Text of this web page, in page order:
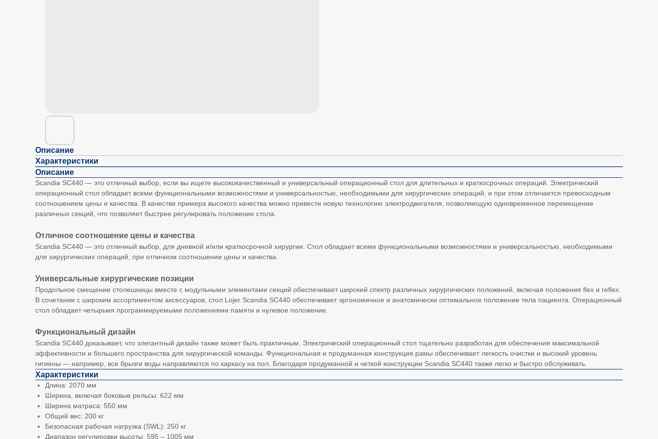
Описание
Характеристики
Описание
Scandia SC440 — это отличный выбор, если вы ищете высококачественный и универсальный операционный стол для длительных и краткосрочных операций. Электрический
операционный стол обладает всеми функциональными возможностями и универсальностью, необходимыми для хирургических операций, и при этом отличается превосходным
соотношением цены и качества. В качестве примера высокого качества можно привести новую технологию электродвигателя, позволяющую одновременное перемещение
различных секций, что позволяет быстрее регулировать положение стола.
Отличное соотношение цены и качества
Scandia SC440 — это отличный выбор, для дневной и/или краткосрочной хирургии. Стол обладает всеми функциональными возможностями и универсальностью, необходимыми
для хирургических операций, при отличном соотношении цены и качества.
Универсальные хирургические позиции
Продольное смещение столешницы вместе с модульными элементами секций обеспечивает широкий спектр различных хирургических положений, включая положения flex и reflex.
В сочетании с широким ассортиментом аксессуаров, стол Lojer Scandia SC440 обеспечивает эргономичное и анатомически оптимальное положение тела пациента. Операционный
стол обладает четырьмя программируемыми положениями памяти и нулевое положение.
Функциональный дизайн
Scandia SC440 доказывает, что элегантный дизайн также может быть практичным. Электрический операционный стол тщательно разработан для обеспечения максимальной
эффективности и большего пространства для хирургической команды. Функциональная и продуманная конструкция рамы обеспечивает легкость очистки и высокий уровень
гигиены — например, все брызги воды направляются по каркасу на пол. Благодаря продуманной и четкой конструкции Scandia SC440 также легко и быстро обслуживать.
Характеристики
Длина: 2070 мм
Ширина, включая боковые рельсы: 622 мм
Ширина матраса: 550 мм
Общий вес: 200 кг
Безопасная рабочая нагрузка (SWL): 250 кг
Диапазон регулировки высоты: 595 – 1005 мм